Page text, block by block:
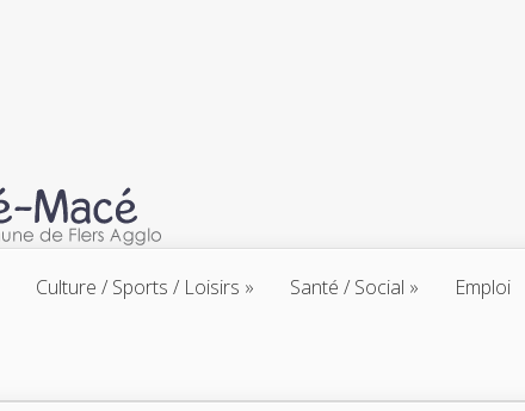
Culture / Sports / Loisirs Santé / Social Emploi